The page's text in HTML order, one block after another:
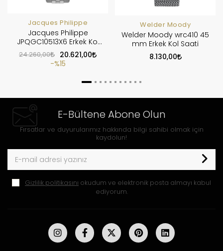
Jacques Philippe
Jacques Philippe
JPQGC10513X6 Erkek Kol
Saati
24.260,00
20.621,00
%15
Welder Moody
Welder Moody wrc410 45
mm Erkek Kol Saati
8.130,00
E-Bültene Abone Olun
Fırsatlar ve duyurularımız hakkında bilgi sahibi olmak için
kaydolun!
Gizlilik politikasını okudum ve elektronik posta almayı kabul
ediyorum.